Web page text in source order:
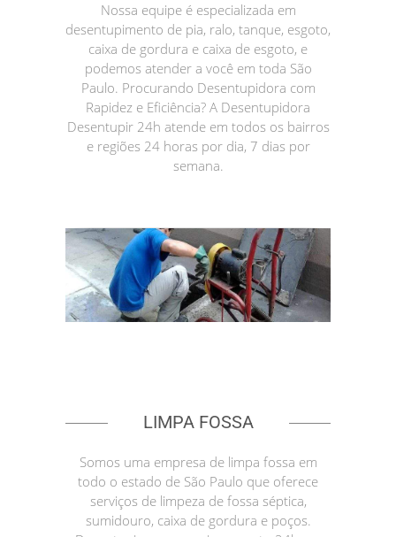
Nossa equipe é especializada em
desentupimento de pia, ralo, tanque, esgoto,
caixa de gordura e caixa de esgoto, e
podemos atender a você em toda São
Paulo. Procurando Desentupidora com
Rapidez e Eficiência? A Desentupidora
Desentupir 24h atende em todos os bairros
e regiões 24 horas por dia, 7 dias por
semana.
LIMPA FOSSA
Somos uma empresa de limpa fossa em
todo o estado de São Paulo que oferece
serviços de limpeza de fossa séptica,
sumidouro, caixa de gordura e poços.